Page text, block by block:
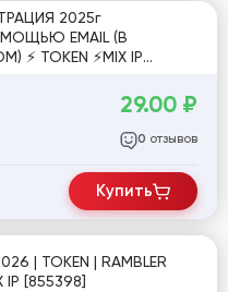
2025г
EMAIL (В
TOKEN ⚡MIX IP
29.00 ₽
0 отзывов
Купить
| TOKEN | RAMBLER
IP [855398]